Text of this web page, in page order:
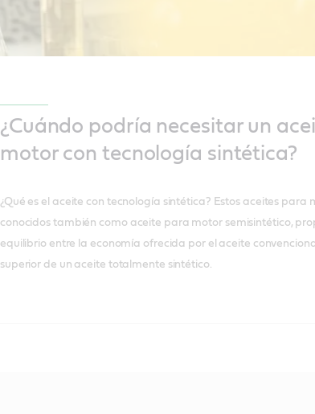
¿Cuándo podría necesitar un
motor con tecnología sintética?
¿Qué es el aceite con tecnología sintética? Estos aceites para
conocidos también como aceite para motor semisintético,
equilibrio entre la economía ofrecida por el aceite
superior de un aceite totalmente sintético.